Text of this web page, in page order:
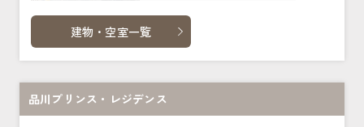
建物・空室一覧
品川プリンス・レジデンス